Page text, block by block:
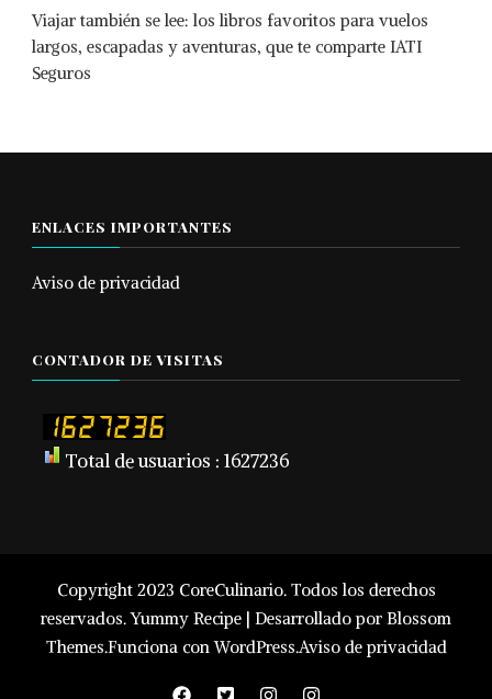
Viajar también se lee: los libros favoritos para vuelos
largos, escapadas y aventuras, que te comparte IATI
Seguros
ENLACES IMPORTANTES
Aviso de privacidad
CONTADOR DE VISITAS
Total de usuarios : 1627236
Copyright 2023 CoreCulinario. Todos los derechos
reservados.Yummy Recipe | Desarrollado por Blossom
Themes.Funciona conWordPress.Aviso de privacidad